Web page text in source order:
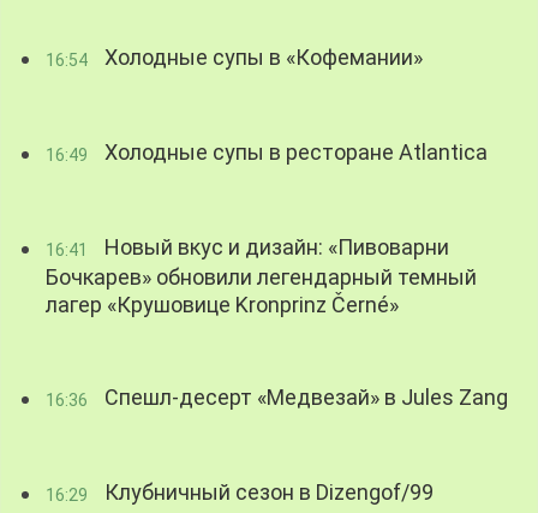
16:54 Холодные супы в «Кофемании»
16:49 Холодные супы в ресторане Atlantica
16:41
Новый вкус и дизайн: «Пивоварни
Бочкарев» обновили легендарный темный
лагер «Крушовице Kronprinz Černé»
16:36 Спешл-десерт «Медвезай» в Jules Zang
16:29 Клубничный сезон в Dizengof/99